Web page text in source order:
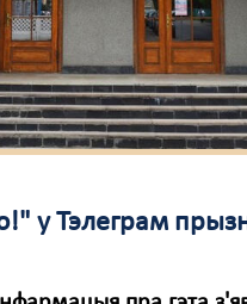
у Тэлеграм